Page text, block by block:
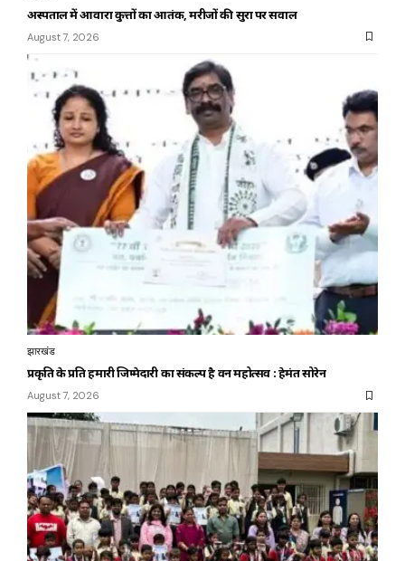
अस्पताल में आवारा कुत्तों का आतंक, मरीजों की सुरक्षा पर सवाल
August 7, 2026
झारखंड
प्रकृति के प्रति हमारी जिम्मेदारी का संकल्प है वन महोत्सव : हेमंत सोरेन
August 7, 2026